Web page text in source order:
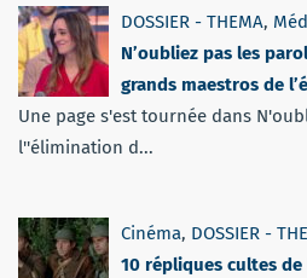
DOSSIER - THEMA,
N’oubliez pas les
grands maestros de
Une page s'est tournée dans
l''élimination d...
Cinéma, DOSSIER -
10 répliques cultes de